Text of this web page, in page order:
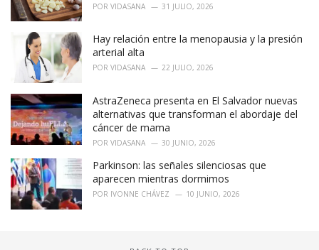
POR VIDASANA 31 JULIO, 2026
Hay relación entre la menopausia y la presión
arterial alta
POR VIDASANA 22 JULIO, 2026
AstraZeneca presenta en El Salvador nuevas
alternativas que transforman el abordaje del
cáncer de mama
POR VIDASANA 30 JUNIO, 2026
Parkinson: las señales silenciosas que
aparecen mientras dormimos
POR IVONNE CHÁVEZ 10 JUNIO, 2026